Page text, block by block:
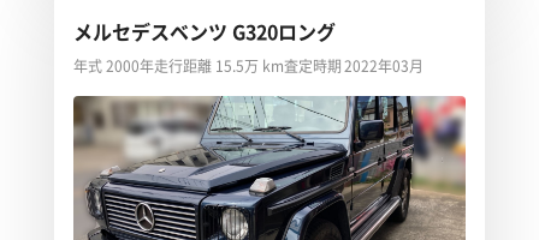
メルセデスベンツ G320ロング
年式 2000年走行距離 15.5万 km査定時期 2022年03月